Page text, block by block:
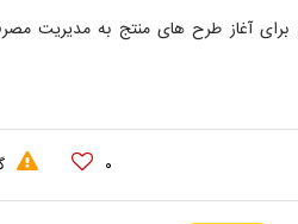
برای آغاز طرح های منتج به مدیریت
۰